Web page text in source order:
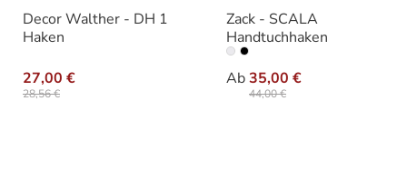
Decor Walther - DH 1
Haken
27,00 €
28,56 €
Zack - SCALA
Handtuchhaken
Ab35,00 €
44,00 €
Varianten